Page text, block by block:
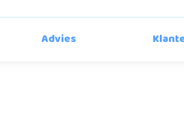
Advies